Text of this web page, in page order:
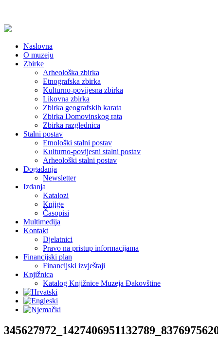
Naslovna
O muzeju
Zbirke
Arheološka zbirka
Etnografska zbirka
Kulturno-povijesna zbirka
Likovna zbirka
Zbirka geografskih karata
Zbirka Domovinskog rata
Zbirka razglednica
Stalni postav
Etnološki stalni postav
Kulturno-povijesni stalni postav
Arheološki stalni postav
Događanja
Newsletter
Izdanja
Katalozi
Knjige
Časopisi
Multimedija
Kontakt
Djelatnici
Pravo na pristup informacijama
Financijski plan
Financijski izvještaji
Knjižnica
Katalog Knjižnice Muzeja Đakovštine